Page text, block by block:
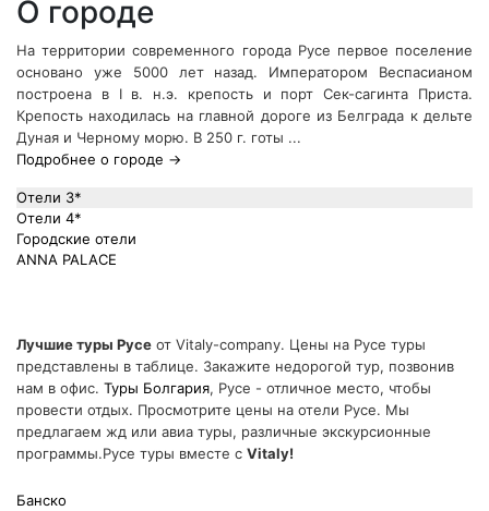
Банско
О городе
На территории современного города Русе первое поселение
основано уже 5000 лет назад. Императором Веспасианом
построена в I в. н.э. крепость и порт Сек-сагинта Приста.
Крепость находилась на главной дороге из Белграда к дельте
Дуная и Черному морю. В 250 г. готы ...
Подробнее о городе →
Отели 3*
Отели 4*
Городские отели
ANNA PALACE
Лучшие туры Русе от Vitaly-company. Цены на Русе туры
представлены в таблице. Закажите недорогой тур, позвонив
нам в офис. Туры Болгария, Русе - отличное место, чтобы
провести отдых. Просмотрите цены на отели Русе. Мы
предлагаем жд или авиа туры, различные экскурсионные
программы.Русе туры вместе с Vitaly!